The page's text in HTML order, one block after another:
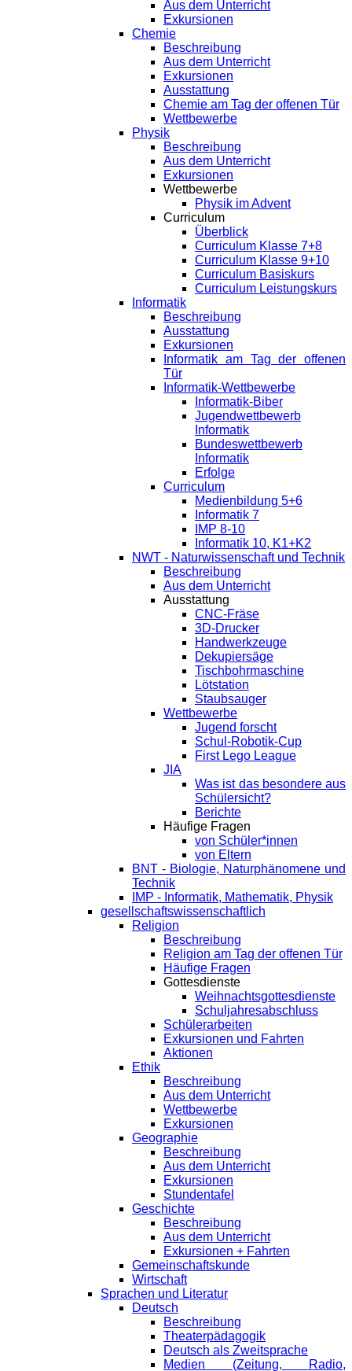
Aus dem Unterricht
Exkursionen
Chemie
Beschreibung
Aus dem Unterricht
Exkursionen
Ausstattung
Chemie am Tag der offenen Tür
Wettbewerbe
Physik
Beschreibung
Aus dem Unterricht
Exkursionen
Wettbewerbe
Physik im Advent
Curriculum
Überblick
Curriculum Klasse 7+8
Curriculum Klasse 9+10
Curriculum Basiskurs
Curriculum Leistungskurs
Informatik
Beschreibung
Ausstattung
Exkursionen
Informatik am Tag der offenen
Tür
Informatik-Wettbewerbe
Informatik-Biber
Jugendwettbewerb
Informatik
Bundeswettbewerb
Informatik
Erfolge
Curriculum
Medienbildung 5+6
Informatik 7
IMP 8-10
Informatik 10, K1+K2
NWT - Naturwissenschaft und Technik
Beschreibung
Aus dem Unterricht
Ausstattung
CNC-Fräse
3D-Drucker
Handwerkzeuge
Dekupiersäge
Tischbohrmaschine
Lötstation
Staubsauger
Wettbewerbe
Jugend forscht
Schul-Robotik-Cup
First Lego League
JIA
Was ist das besondere aus
Schülersicht?
Berichte
Häufige Fragen
von Schüler*innen
von Eltern
BNT - Biologie, Naturphänomene und
Technik
IMP - Informatik, Mathematik, Physik
gesellschaftswissenschaftlich
Religion
Beschreibung
Religion am Tag der offenen Tür
Häufige Fragen
Gottesdienste
Weihnachtsgottesdienste
Schuljahresabschluss
Schülerarbeiten
Exkursionen und Fahrten
Aktionen
Ethik
Beschreibung
Aus dem Unterricht
Wettbewerbe
Exkursionen
Geographie
Beschreibung
Aus dem Unterricht
Exkursionen
Stundentafel
Geschichte
Beschreibung
Aus dem Unterricht
Exkursionen + Fahrten
Gemeinschaftskunde
Wirtschaft
Sprachen und Literatur
Deutsch
Beschreibung
Theaterpädagogik
Deutsch als Zweitsprache
Medien (Zeitung, Radio,